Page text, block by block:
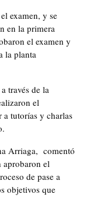
examen, y se
en la primera
el examen y
la planta
través de la
el
a tutorías y charlas
Arriaga, comentó
aprobaron el
de pase a
objetivos que